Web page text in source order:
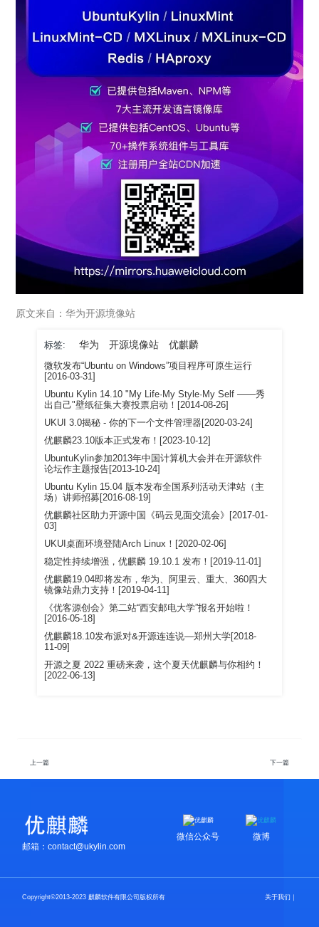
原文来自：华为开源境像站
标签: 华为 开源境像站 优麒麟
微软发布“Ubuntu on Windows”项目程序可原生运行
[2016-03-31]
Ubuntu Kylin 14.10 "My Life·My Style·My Self ——秀
出自己"壁纸征集大赛投票启动！[2014-08-26]
UKUI 3.0揭秘 - 你的下一个文件管理器[2020-03-24]
优麒麟23.10版本正式发布！[2023-10-12]
UbuntuKylin参加2013年中国计算机大会并在开源软件
论坛作主题报告[2013-10-24]
Ubuntu Kylin 15.04 版本发布全国系列活动天津站（主
场）讲师招募[2016-08-19]
优麒麟社区助力开源中国《码云见面交流会》[2017-01-
03]
UKUI桌面环境登陆Arch Linux！[2020-02-06]
稳定性持续增强，优麒麟 19.10.1 发布！[2019-11-01]
优麒麟19.04即将发布，华为、阿里云、重大、360四大
镜像站鼎力支持！[2019-04-11]
《优客源创会》第二站“西安邮电大学”报名开始啦！
[2016-05-18]
优麒麟18.10发布派对&开源连连说—郑州大学[2018-
11-09]
开源之夏 2022 重磅来袭，这个夏天优麒麟与你相约！
[2022-06-13]
上一篇 下一篇
邮箱：contact@ukylin.com
微博
微信公众号
Copyright©2013-2023 麒麟软件有限公司版权所有 关于我们 ｜